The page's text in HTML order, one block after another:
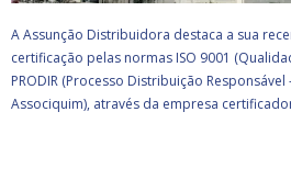
A Assunção Distribuidora destaca a sua
certificação pelas normas ISO 9001
PRODIR (Processo Distribuição Responsável
Associquim), através da empresa